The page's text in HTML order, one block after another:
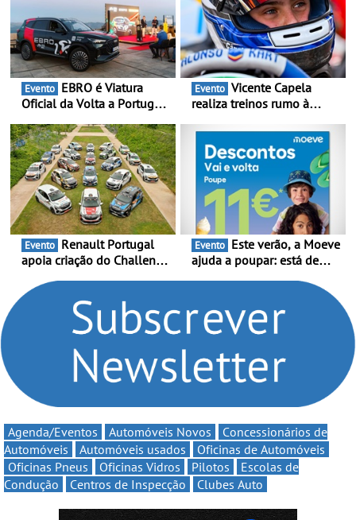
Evento
Oficial da Volta a Portugal
presença nacional ao lado
da mítica prova de ciclismo
e leva a sua gama SUV
multi-energia às estradas
de Portugal
Evento
realiza treinos rumo à
Portugal Karting e mira boa
estreia - O Campeonato
Portugal Karting 2026
decorre entre 1 de Março e
6 de Setembro
Evento
apoia criação do Challenge
compromisso com o
automobilismo nacional
continua em 2026
Evento
ajuda a poupar: está de
Volta” com descontos de
Agenda/Eventos Automóveis Novos
Concessionários de
Automóveis
Automóveis usados
Oficinas de Automóveis
Oficinas Pneus
Oficinas Vidros Pilotos
Escolas de
Condução
Centros de Inspecção Clubes Auto